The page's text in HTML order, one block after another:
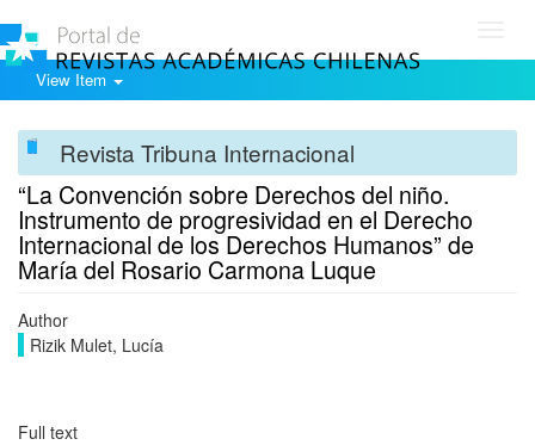
View Item
Revista Tribuna Internacional
“La Convención sobre Derechos del niño.
Instrumento de progresividad en el Derecho
Internacional de los Derechos Humanos” de
María del Rosario Carmona Luque
Author
Rizik Mulet, Lucía
Full text